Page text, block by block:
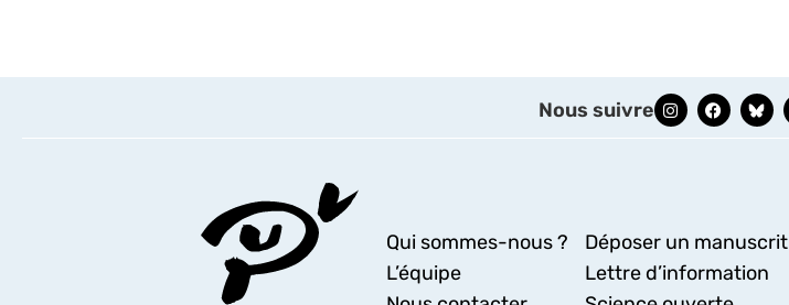
Nous suivre
Qui sommes-nous ?
L’équipe
Déposer un manuscrit
Lettre d’information